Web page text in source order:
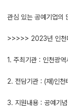
관심 있는 공예기업의
>>>>> 2023년 인천
1. 주최기관 : 인천광역
2. 전담기관 : (재)인천
3. 지원내용 : 공예기